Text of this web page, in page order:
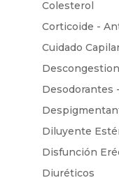
Colesterol
Corticoide -
Cuidado
Desodorantes
Diluyente
Disfunción
Diuréticos